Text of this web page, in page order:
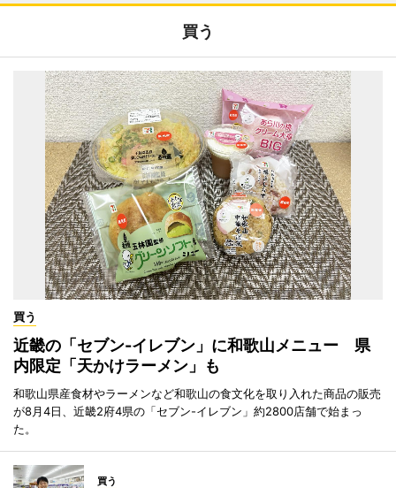
買う
買う
近畿の「セブン-イレブン」に和歌山メニュー 県
内限定「天かけラーメン」も
和歌山県産食材やラーメンなど和歌山の食文化を取り入れた商品の販売
が8月4日、近畿2府4県の「セブン-イレブン」約2800店舗で始まっ
た。
買う